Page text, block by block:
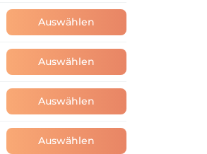
Auswählen
Auswählen
Auswählen
Auswählen